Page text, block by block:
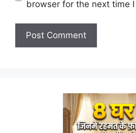
browser for the next time